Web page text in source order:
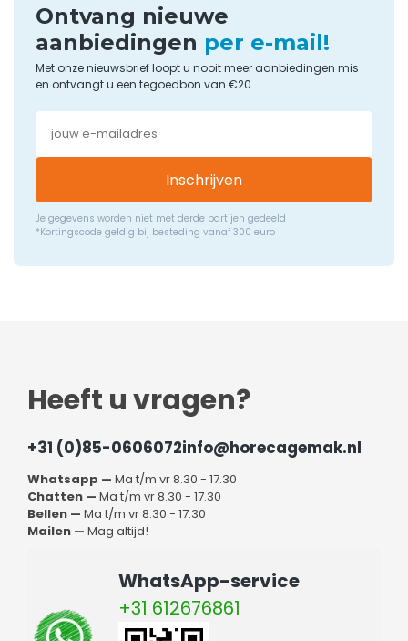
Ontvang nieuwe
aanbiedingen per e-mail!
Met onze nieuwsbrief loopt u nooit meer aanbiedingen mis
en ontvangt u een tegoedbon van €20
Inschrijven
Je gegevens worden niet met derde partijen gedeeld
*Kortingscode geldig bij besteding vanaf 300 euro
Heeft u vragen?
+31 (0)85-0606072info@horecagemak.nl
Whatsapp — Ma t/m vr 8.30 - 17.30
Chatten — Ma t/m vr 8.30 - 17.30
Bellen — Ma t/m vr 8.30 - 17.30
Mailen — Mag altijd!
WhatsApp-service
+31 612676861